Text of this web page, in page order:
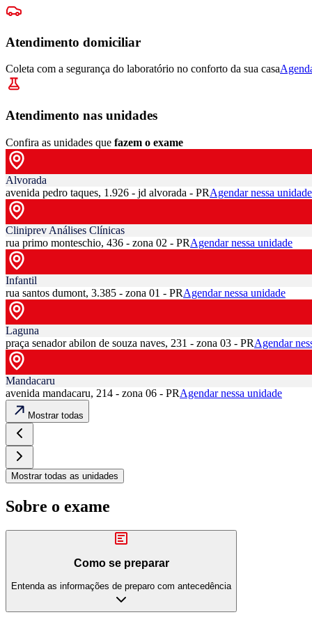
Atendimento domiciliar
Coleta com a segurança do laboratório no conforto da sua casa
Atendimento nas unidades
Confira as unidades que fazem o exame
Alvorada
avenida pedro taques, 1.926 - jd alvorada - PRAgendar nessa unidade
Cliniprev Análises Clínicas
rua primo monteschio, 436 - zona 02 - PRAgendar nessa unidade
Infantil
rua santos dumont, 3.385 - zona 01 - PRAgendar nessa unidade
Laguna
praça senador abilon de souza naves, 231 - zona 03 - PRAgendar
Mandacaru
avenida mandacaru, 214 - zona 06 - PRAgendar nessa unidade
Mostrar todas
Mostrar todas as unidades
Sobre o exame
Como se preparar
Entenda as informações de preparo com antecedência